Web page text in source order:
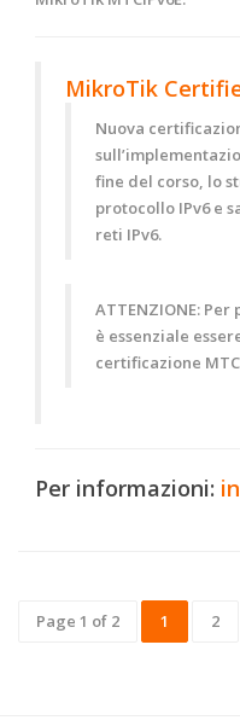
MikroTik
Nuova
fine del corso, lo
protocollo IPv6 e
reti IPv6.
ATTENZIONE: Per
è essenziale
certificazione
Per informazioni:
Page 1 of 2 1 2